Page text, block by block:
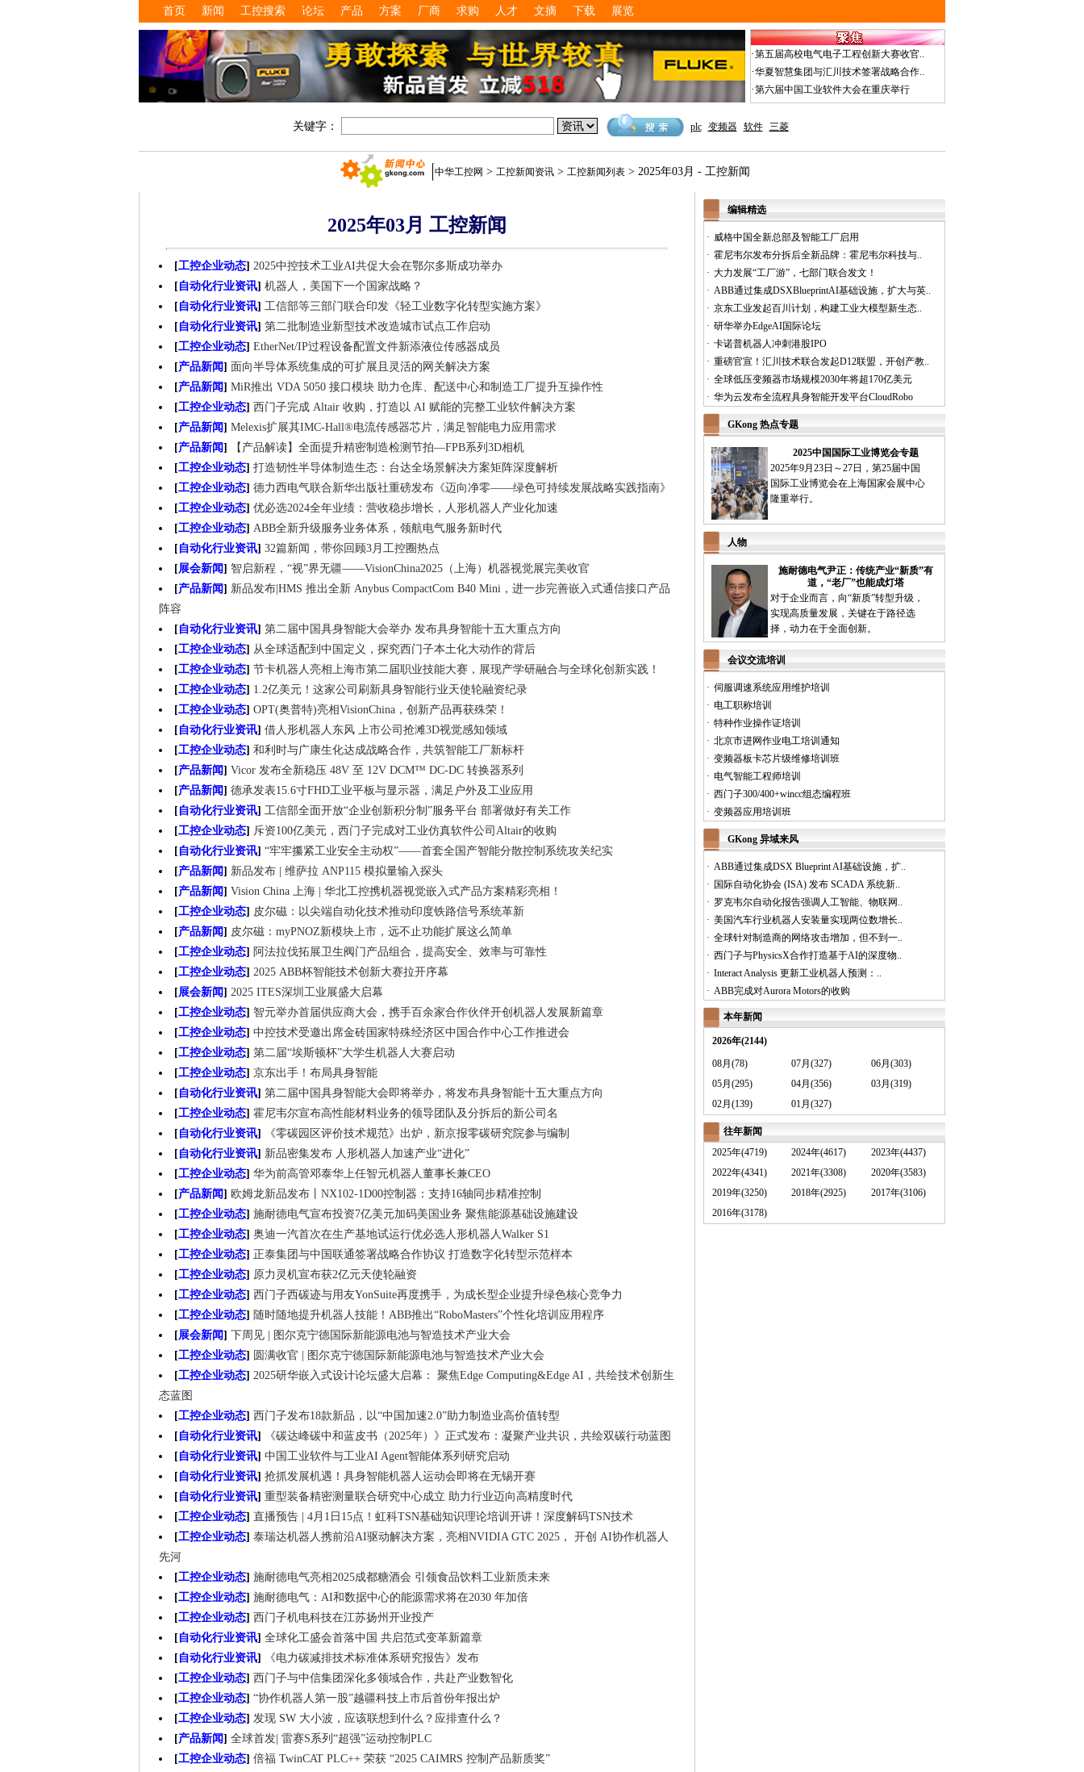
首页 新闻 工控搜索 论坛 产品 方案 厂商 求购 人才 文摘 下载 展览
·第五届高校电气电子工程创新大赛收官..
·华夏智慧集团与汇川技术签署战略合作..
·第六届中国工业软件大会在重庆举行
关键字： plc 变频器 软件 三菱
中华工控网 > 工控新闻资讯 > 工控新闻列表 > 2025年03月 - 工控新闻
2025年03月 工控新闻
[工控企业动态] 2025中控技术工业AI共促大会在鄂尔多斯成功举办
[自动化行业资讯] 机器人，美国下一个国家战略？
[自动化行业资讯] 工信部等三部门联合印发《轻工业数字化转型实施方案》
[自动化行业资讯] 第二批制造业新型技术改造城市试点工作启动
[工控企业动态] EtherNet/IP过程设备配置文件新添液位传感器成员
[产品新闻] 面向半导体系统集成的可扩展且灵活的网关解决方案
[产品新闻] MiR推出 VDA 5050 接口模块 助力仓库、配送中心和制造工厂提升互操作性
[工控企业动态] 西门子完成 Altair 收购，打造以 AI 赋能的完整工业软件解决方案
[产品新闻] Melexis扩展其IMC-Hall®电流传感器芯片，满足智能电力应用需求
[产品新闻]
【产品解读】全面提升精密制造检测节拍—FPB系列3D相机
[工控企业动态] 打造韧性半导体制造生态：台达全场景解决方案矩阵深度解析
[工控企业动态] 德力西电气联合新华出版社重磅发布《迈向净零——绿色可持续发展战略实践指南》
[工控企业动态] 优必选2024全年业绩：营收稳步增长，人形机器人产业化加速
[工控企业动态] ABB全新升级服务业务体系，领航电气服务新时代
[自动化行业资讯] 32篇新闻，带你回顾3月工控圈热点
[展会新闻] 智启新程，“视”界无疆——VisionChina2025（上海）机器视觉展完美收官
[产品新闻] 新品发布|HMS 推出全新 Anybus CompactCom B40 Mini，进一步完善嵌入式通信接口产品
阵容
[自动化行业资讯] 第二届中国具身智能大会举办 发布具身智能十五大重点方向
[工控企业动态] 从全球适配到中国定义，探究西门子本土化大动作的背后
[工控企业动态] 节卡机器人亮相上海市第二届职业技能大赛，展现产学研融合与全球化创新实践！
[工控企业动态] 1.2亿美元！这家公司刷新具身智能行业天使轮融资纪录
[工控企业动态] OPT(奥普特)亮相VisionChina，创新产品再获殊荣！
[自动化行业资讯] 借人形机器人东风 上市公司抢滩3D视觉感知领域
[工控企业动态] 和利时与广康生化达成战略合作，共筑智能工厂新标杆
[产品新闻] Vicor 发布全新稳压 48V 至 12V DCM™ DC-DC 转换器系列
[产品新闻] 德承发表15.6寸FHD工业平板与显示器，满足户外及工业应用
[自动化行业资讯] 工信部全面开放“企业创新积分制”服务平台 部署做好有关工作
[工控企业动态] 斥资100亿美元，西门子完成对工业仿真软件公司Altair的收购
[自动化行业资讯] “牢牢攥紧工业安全主动权”——首套全国产智能分散控制系统攻关纪实
[产品新闻] 新品发布 | 维萨拉 ANP115 模拟量输入探头
[产品新闻] Vision China 上海 | 华北工控携机器视觉嵌入式产品方案精彩亮相！
[工控企业动态] 皮尔磁：以尖端自动化技术推动印度铁路信号系统革新
[产品新闻] 皮尔磁：myPNOZ新模块上市，远不止功能扩展这么简单
[工控企业动态] 阿法拉伐拓展卫生阀门产品组合，提高安全、效率与可靠性
[工控企业动态] 2025 ABB杯智能技术创新大赛拉开序幕
[展会新闻] 2025 ITES深圳工业展盛大启幕
[工控企业动态] 智元举办首届供应商大会，携手百余家合作伙伴开创机器人发展新篇章
[工控企业动态] 中控技术受邀出席金砖国家特殊经济区中国合作中心工作推进会
[工控企业动态] 第二届“埃斯顿杯”大学生机器人大赛启动
[工控企业动态] 京东出手！布局具身智能
[自动化行业资讯] 第二届中国具身智能大会即将举办，将发布具身智能十五大重点方向
[工控企业动态] 霍尼韦尔宣布高性能材料业务的领导团队及分拆后的新公司名
[自动化行业资讯]
《零碳园区评价技术规范》出炉，新京报零碳研究院参与编制
[自动化行业资讯] 新品密集发布 人形机器人加速产业“进化”
[工控企业动态] 华为前高管邓泰华上任智元机器人董事长兼CEO
[产品新闻] 欧姆龙新品发布丨NX102-1D00控制器：支持16轴同步精准控制
[工控企业动态] 施耐德电气宣布投资7亿美元加码美国业务 聚焦能源基础设施建设
[工控企业动态] 奥迪一汽首次在生产基地试运行优必选人形机器人Walker S1
[工控企业动态] 正泰集团与中国联通签署战略合作协议 打造数字化转型示范样本
[工控企业动态] 原力灵机宣布获2亿元天使轮融资
[工控企业动态] 西门子西碳迹与用友YonSuite再度携手，为成长型企业提升绿色核心竞争力
[工控企业动态] 随时随地提升机器人技能！ABB推出“RoboMasters”个性化培训应用程序
[展会新闻] 下周见 | 图尔克宁德国际新能源电池与智造技术产业大会
[工控企业动态]
圆满收官 | 图尔克宁德国际新能源电池与智造技术产业大会
[工控企业动态] 2025研华嵌入式设计论坛盛大启幕： 聚焦Edge Computing&Edge AI，共绘技术创新生
态蓝图
[工控企业动态] 西门子发布18款新品，以“中国加速2.0”助力制造业高价值转型
[自动化行业资讯]
《碳达峰碳中和蓝皮书（2025年）》正式发布：凝聚产业共识，共绘双碳行动蓝图
[自动化行业资讯] 中国工业软件与工业AI Agent智能体系列研究启动
[自动化行业资讯] 抢抓发展机遇！具身智能机器人运动会即将在无锡开赛
[自动化行业资讯] 重型装备精密测量联合研究中心成立 助力行业迈向高精度时代
[工控企业动态] 直播预告 | 4月1日15点！虹科TSN基础知识理论培训开讲！深度解码TSN技术
[工控企业动态] 泰瑞达机器人携前沿AI驱动解决方案，亮相NVIDIA GTC 2025， 开创 AI协作机器人
先河
[工控企业动态] 施耐德电气亮相2025成都糖酒会 引领食品饮料工业新质未来
[工控企业动态] 施耐德电气：AI和数据中心的能源需求将在2030 年加倍
[工控企业动态] 西门子机电科技在江苏扬州开业投产
[自动化行业资讯] 全球化工盛会首落中国 共启范式变革新篇章
[自动化行业资讯]
《电力碳减排技术标准体系研究报告》发布
[工控企业动态] 西门子与中信集团深化多领域合作，共赴产业数智化
[工控企业动态] “协作机器人第一股”越疆科技上市后首份年报出炉
[工控企业动态] 发现 SW 大小波，应该联想到什么？应排查什么？
[产品新闻] 全球首发| 雷赛S系列“超强”运动控制PLC
[工控企业动态] 倍福 TwinCAT PLC++ 荣获 “2025 CAIMRS 控制产品新质奖”
编辑精选
· 威格中国全新总部及智能工厂启用
· 霍尼韦尔发布分拆后全新品牌：霍尼韦尔科技与..
· 大力发展“工厂游”，七部门联合发文！
· ABB通过集成DSXBlueprintAI基础设施，扩大与英..
· 京东工业发起百川计划，构建工业大模型新生态..
· 研华举办EdgeAI国际论坛
· 卡诺普机器人冲刺港股IPO
· 重磅官宣！汇川技术联合发起D12联盟，开创产教..
· 全球低压变频器市场规模2030年将超170亿美元
· 华为云发布全流程具身智能开发平台CloudRobo
GKong 热点专题
2025中国国际工业博览会专题
2025年9月23日～27日，第25届中国
国际工业博览会在上海国家会展中心
隆重举行。
人物
施耐德电气尹正：传统产业“新质”有
道，“老厂”也能成灯塔
对于企业而言，向“新质”转型升级，
实现高质量发展，关键在于路径选
择，动力在于全面创新。
会议交流培训
· 伺服调速系统应用维护培训
· 电工职称培训
· 特种作业操作证培训
· 北京市进网作业电工培训通知
· 变频器板卡芯片级维修培训班
· 电气智能工程师培训
· 西门子300/400+wincc组态编程班
· 变频器应用培训班
GKong 异域来风
· ABB通过集成DSX Blueprint AI基础设施，扩..
· 国际自动化协会 (ISA) 发布 SCADA 系统新..
· 罗克韦尔自动化报告强调人工智能、物联网..
· 美国汽车行业机器人安装量实现两位数增长..
· 全球针对制造商的网络攻击增加，但不到一..
· 西门子与PhysicsX合作打造基于AI的深度物..
· Interact Analysis 更新工业机器人预测：..
· ABB完成对Aurora Motors的收购
本年新闻
2026年(2144)
08月(78)
07月(327)
06月(303)
05月(295)
04月(356)
03月(319)
02月(139)
01月(327)
往年新闻
2025年(4719)
2024年(4617)
2023年(4437)
2022年(4341)
2021年(3308)
2020年(3583)
2019年(3250)
2018年(2925)
2017年(3106)
2016年(3178)